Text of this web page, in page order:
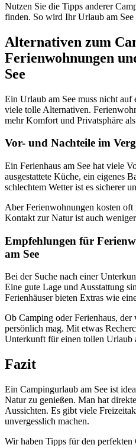
Nutzen Sie die Tipps anderer
finden. So wird Ihr Urlaub am See
Alternativen zum
Ferienwohnungen
See
Ein Urlaub am See muss nicht
viele tolle Alternativen.
mehr Komfort und Privatsphäre
Vor- und Nachteile im
Ein Ferienhaus am See hat viele
ausgestattete Küche, ein eigenes
schlechtem Wetter ist es sicherer
Aber Ferienwohnungen kosten
Kontakt zur Natur ist auch
Empfehlungen für
am See
Bei der Suche nach einer
Eine gute Lage und Ausstattung
Ferienhäuser bieten Extras wie
Ob Camping oder Ferienhaus,
persönlich mag. Mit etwas
Unterkunft für einen tollen Urlaub
Fazit
Ein Campingurlaub am See ist
Natur zu genießen. Man hat
Aussichten. Es gibt viele
unvergesslich machen.
Wir haben Tipps für den